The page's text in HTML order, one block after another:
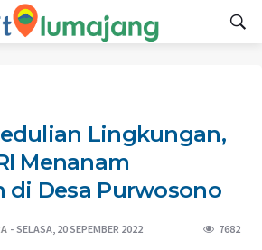
Lingkungan,
Menanam
di Desa Purwosono
SELASA, 20 SEPEMBER 2022 7682